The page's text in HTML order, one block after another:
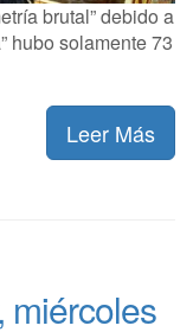
brutal” debido a
hubo solamente 73
Leer Más
miércoles